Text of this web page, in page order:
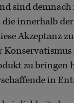
sind
innerhalb
Akzeptanz
zu bringen
in